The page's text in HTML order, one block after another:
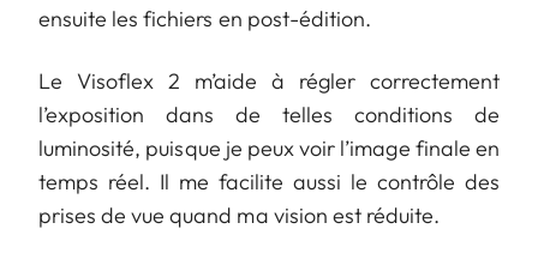
ensuite les fichiers en post-édition.
Le Visoflex 2 m’aide à régler correctement
l’exposition dans de telles conditions de
luminosité, puisque je peux voir l’image finale en
temps réel. Il me facilite aussi le contrôle des
prises de vue quand ma vision est réduite.